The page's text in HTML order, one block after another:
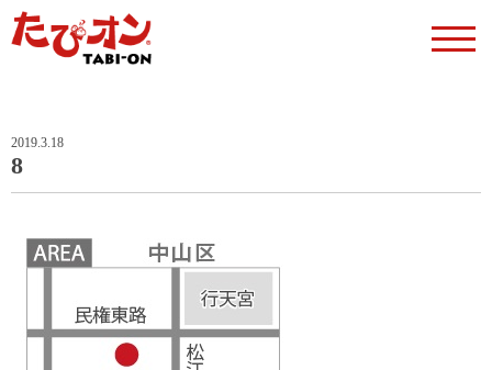
2019.3.18
8